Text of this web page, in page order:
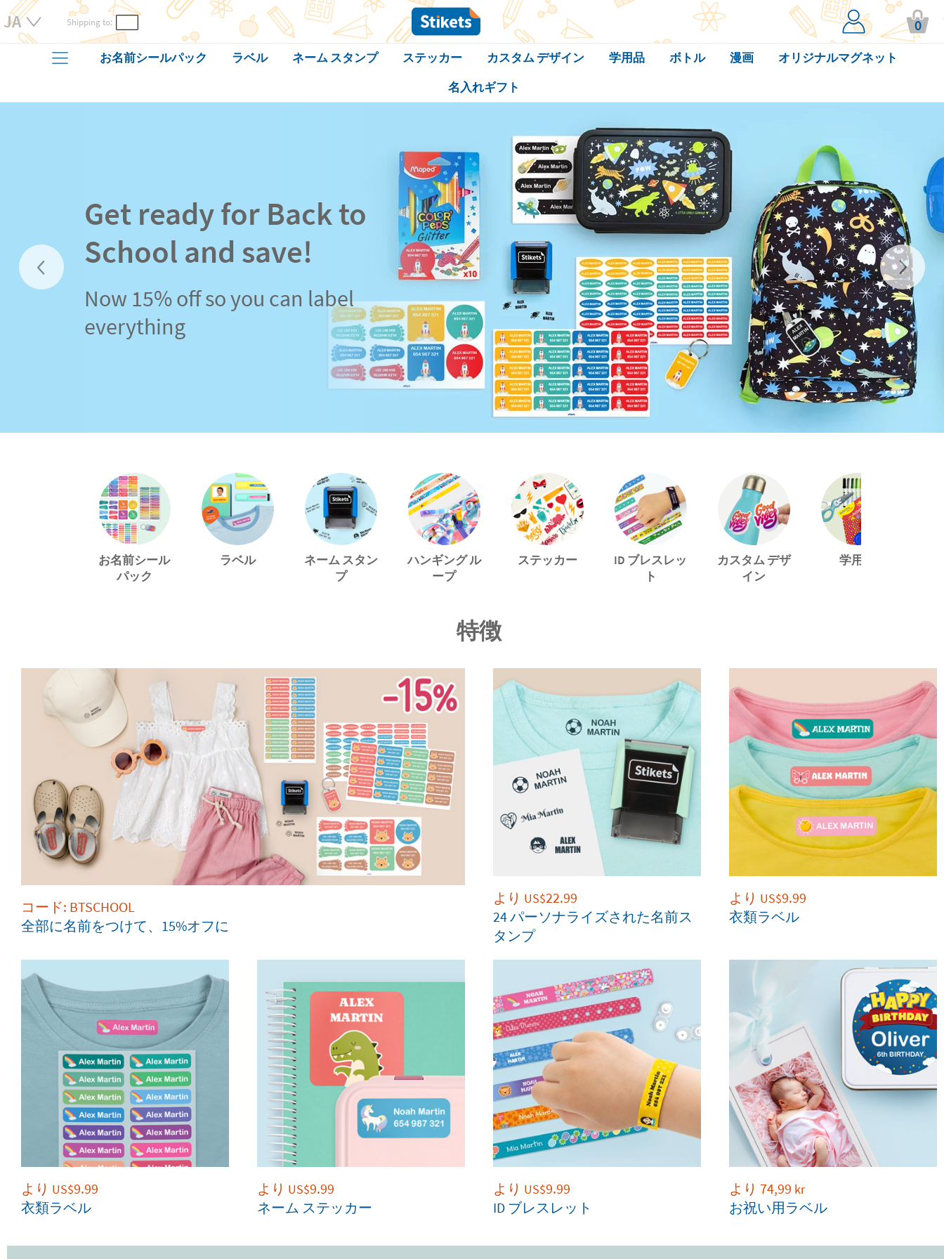
Shipping to: 0
お名前シールパック ラベル ネーム スタンプ ステッカー カスタム デザイン 学用品 ボトル 漫画
オリジナルマグネット
名入れギフト
Get ready for Back to
School and save!
Now 15% off so you can label
everything
お名前シール
パック
ラベル
ネーム スタン
ハンギング ル
ステッカー
ID ブレスレッ
カスタム デザ
特徴
コード: BTSCHOOL
全部に名前をつけて、15%オフに
より US$22.99
24 パーソナライズされた名前ス
タンプ
より US$9.99
衣類ラベル
より US$9.99
衣類ラベル
より US$9.99
ネーム ステッカー
より US$9.99
ID ブレスレット
より74,99 kr
お祝い用ラベル